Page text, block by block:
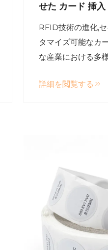
せた カード 挿入
RFID技術の進化,
タマイズ可能なカ
な産業における多
詳細を閲覧する